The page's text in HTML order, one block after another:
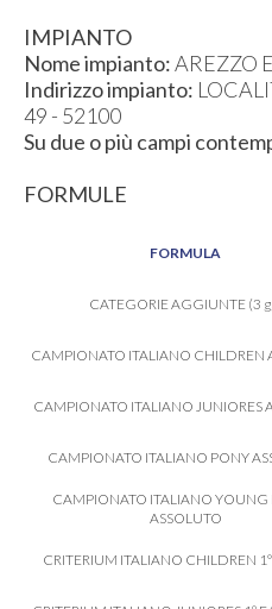
IMPIANTO
Nome impianto:AREZZO
Indirizzo impianto:
49 - 52100
Su due o più campi
FORMULE
FORMULA
CATEGORIE AGGIUNTE (3
CAMPIONATO ITALIANO CHILDREN
CAMPIONATO ITALIANO JUNIORES
CAMPIONATO ITALIANO PONY
CAMPIONATO ITALIANO YOUNG
ASSOLUTO
CRITERIUM ITALIANO CHILDREN